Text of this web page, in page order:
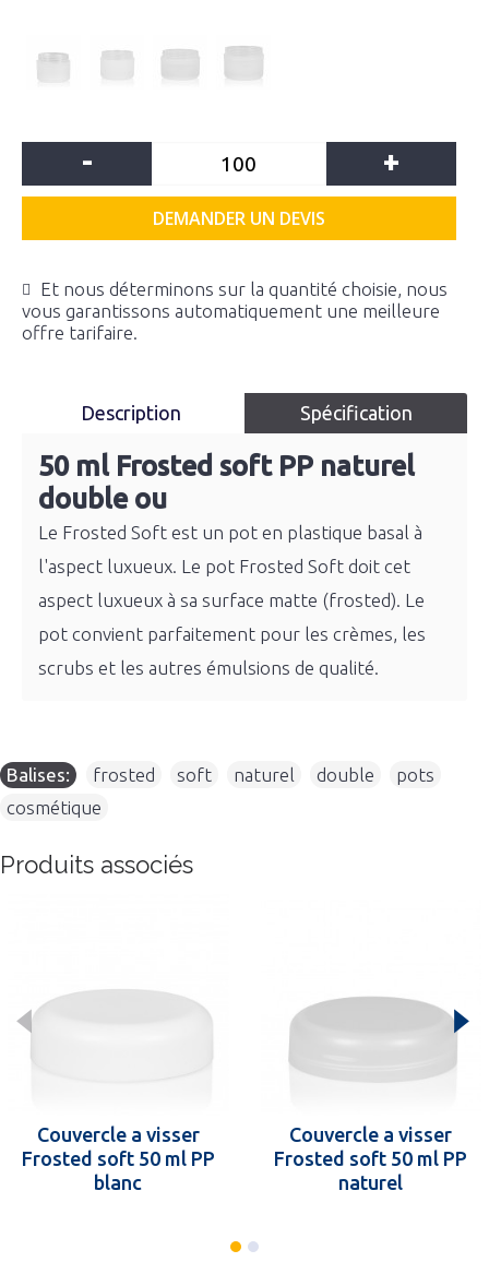
- +
DEMANDER UN DEVIS
Et nous déterminons sur la quantité choisie, nous
vous garantissons automatiquement une meilleure
offre tarifaire.
Description Spécification
50 ml Frosted soft PP naturel
double ou
Le Frosted Soft est un pot en plastique basal à
l'aspect luxueux. Le pot Frosted Soft doit cet
aspect luxueux à sa surface matte (frosted). Le
pot convient parfaitement pour les crèmes, les
scrubs et les autres émulsions de qualité.
Balises: frosted soft naturel double pots
cosmétique
Produits associés
Couvercle a visser
Frosted soft 50 ml PP
blanc
Couvercle a visser
Frosted soft 50 ml PP
naturel